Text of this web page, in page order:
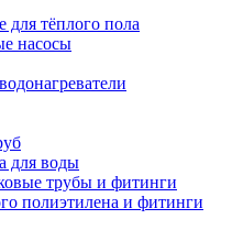
тёплого пола
насосы
для воды
трубы и фитинги
полиэтилена и фитинги